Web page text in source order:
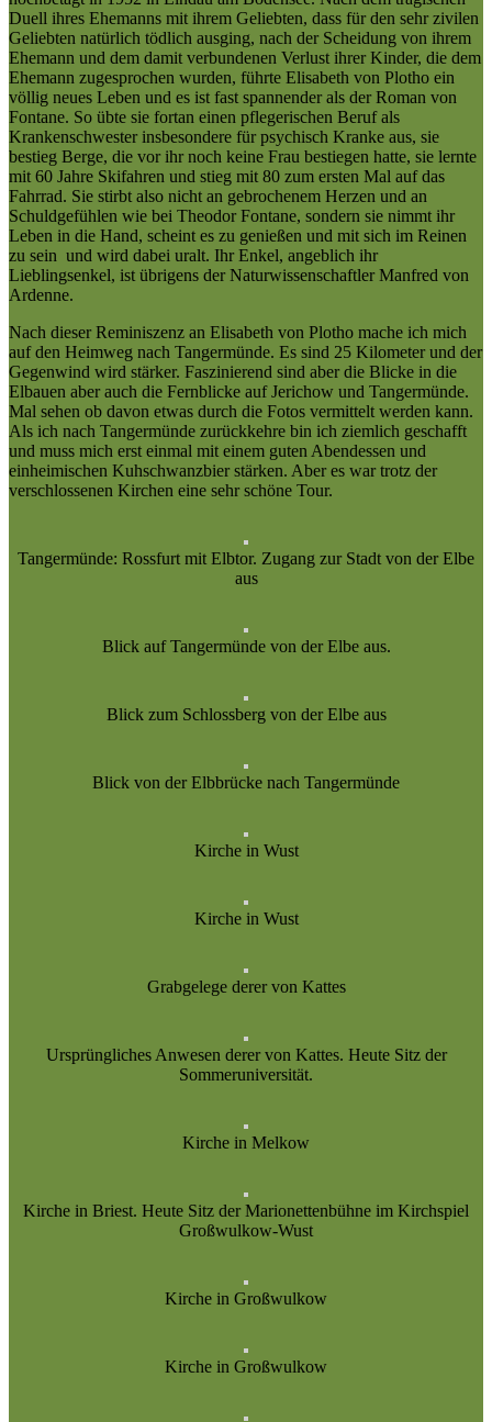
Duell ihres Ehemanns mit ihrem Geliebten, dass für den sehr zivilen
Geliebten natürlich tödlich ausging, nach der Scheidung von ihrem
Ehemann und dem damit verbundenen Verlust ihrer Kinder, die dem
Ehemann zugesprochen wurden, führte Elisabeth von Plotho ein
völlig neues Leben und es ist fast spannender als der Roman von
Fontane. So übte sie fortan einen pflegerischen Beruf als
Krankenschwester insbesondere für psychisch Kranke aus, sie
bestieg Berge, die vor ihr noch keine Frau bestiegen hatte, sie lernte
mit 60 Jahre Skifahren und stieg mit 80 zum ersten Mal auf das
Fahrrad. Sie stirbt also nicht an gebrochenem Herzen und an
Schuldgefühlen wie bei Theodor Fontane, sondern sie nimmt ihr
Leben in die Hand, scheint es zu genießen und mit sich im Reinen
zu sein und wird dabei uralt. Ihr Enkel, angeblich ihr
Lieblingsenkel, ist übrigens der Naturwissenschaftler Manfred von
Ardenne.
Nach dieser Reminiszenz an Elisabeth von Plotho mache ich mich
auf den Heimweg nach Tangermünde. Es sind 25 Kilometer und der
Gegenwind wird stärker. Faszinierend sind aber die Blicke in die
Elbauen aber auch die Fernblicke auf Jerichow und Tangermünde.
Mal sehen ob davon etwas durch die Fotos vermittelt werden kann.
Als ich nach Tangermünde zurückkehre bin ich ziemlich geschafft
und muss mich erst einmal mit einem guten Abendessen und
einheimischen Kuhschwanzbier stärken. Aber es war trotz der
verschlossenen Kirchen eine sehr schöne Tour.
Tangermünde: Rossfurt mit Elbtor. Zugang zur Stadt von der Elbe
aus
Blick auf Tangermünde von der Elbe aus.
Blick zum Schlossberg von der Elbe aus
Blick von der Elbbrücke nach Tangermünde
Kirche in Wust
Kirche in Wust
Grabgelege derer von Kattes
Ursprüngliches Anwesen derer von Kattes. Heute Sitz der
Sommeruniversität.
Kirche in Melkow
Kirche in Briest. Heute Sitz der Marionettenbühne im Kirchspiel
Großwulkow-Wust
Kirche in Großwulkow
Kirche in Großwulkow